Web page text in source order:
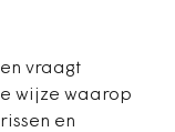
vraagt
wijze waarop
en